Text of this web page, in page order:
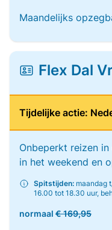
Maandelijks
Flex Dal
Tijdelijke actie:
Onbeperkt reizen
in het weekend en
Spitstijden: maandag
16.00 tot 18.30 uur,
normaal € 169,95